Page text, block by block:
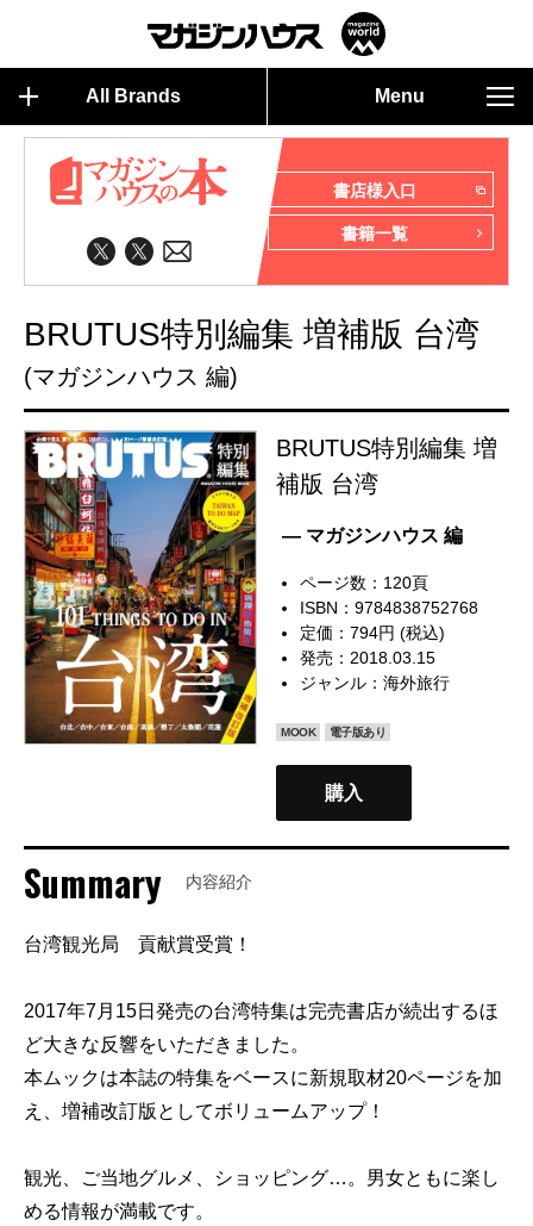
All Brands Menu
書店様入口
書籍一覧
BRUTUS特別編集 増補版 台湾
(マガジンハウス 編)
BRUTUS特別編集 増
補版 台湾
— マガジンハウス 編
ページ数：120頁
ISBN：9784838752768
定価：794円 (税込)
発売：2018.03.15
ジャンル：海外旅行
MOOK 電子版あり
購入
Summary 内容紹介
台湾観光局 貢献賞受賞！
2017年7月15日発売の台湾特集は完売書店が続出するほ
ど大きな反響をいただきました。
本ムックは本誌の特集をベースに新規取材20ページを加
え、増補改訂版としてボリュームアップ！
観光、ご当地グルメ、ショッピング…。男女ともに楽し
める情報が満載です。